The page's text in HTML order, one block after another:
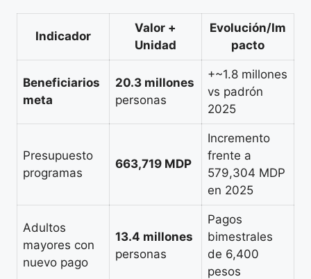
Indicador
Valor +
Unidad
Evolución/Im
pacto
Beneficiarios
meta
20.3 millones
personas
+~1.8 millones
vs padrón
2025
Presupuesto
programas
663,719 MDP
Incremento
frente a
579,304 MDP
en 2025
Adultos
mayores con
nuevo pago
13.4 millones
personas
Pagos
bimestrales
de 6,400
pesos